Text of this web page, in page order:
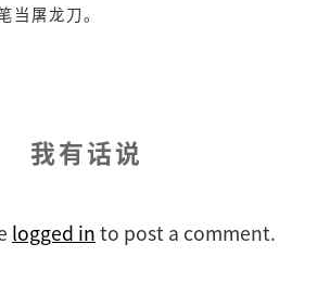
当屠龙刀。
我有话说
logged in to post a comment.